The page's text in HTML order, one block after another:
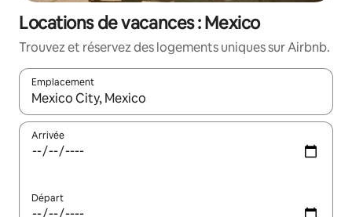
Locations de vacances : Mexico
Trouvez et réservez des logements uniques sur Airbnb.
Emplacement
Quand les résultats sont affichés, parcourez-les en utilisant
Arrivée
Départ